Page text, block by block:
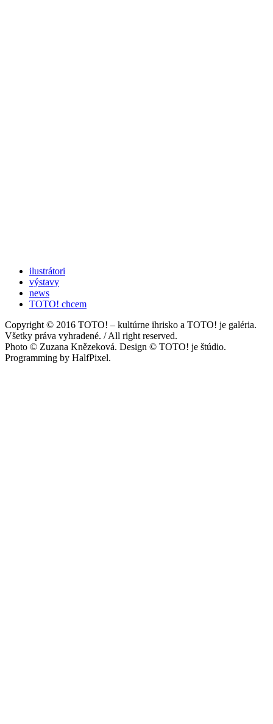
ilustrátori
výstavy
news
TOTO! chcem
Copyright © 2016 TOTO! – kultúrne ihrisko a TOTO! je galéria.
Všetky práva vyhradené. / All right reserved.
Photo © Zuzana Knězeková. Design © TOTO! je štúdio.
Programming by HalfPixel.